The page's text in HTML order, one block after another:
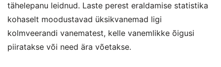
tähelepanu leidnud. Laste perest eraldamise statistika
kohaselt moodustavad üksikvanemad ligi
kolmveerandi vanematest, kelle vanemlikke õigusi
piiratakse või need ära võetakse.